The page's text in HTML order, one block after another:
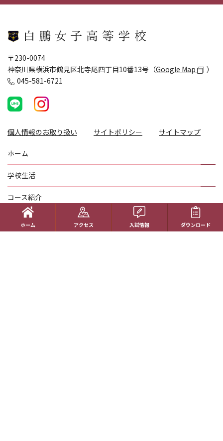
〒230-0074
神奈川県横浜市鶴見区北寺尾四丁目10番13号（Google Map
）
045-581-6721
個人情報のお取り扱い サイトポリシー サイトマップ
ホーム
学校生活
コース紹介
国際理解教育
ホーム アクセス 入試情報 ダウンロード